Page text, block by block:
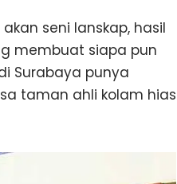
seni lanskap, hasil
membuat siapa pun
Surabaya punya
taman ahli kolam hias